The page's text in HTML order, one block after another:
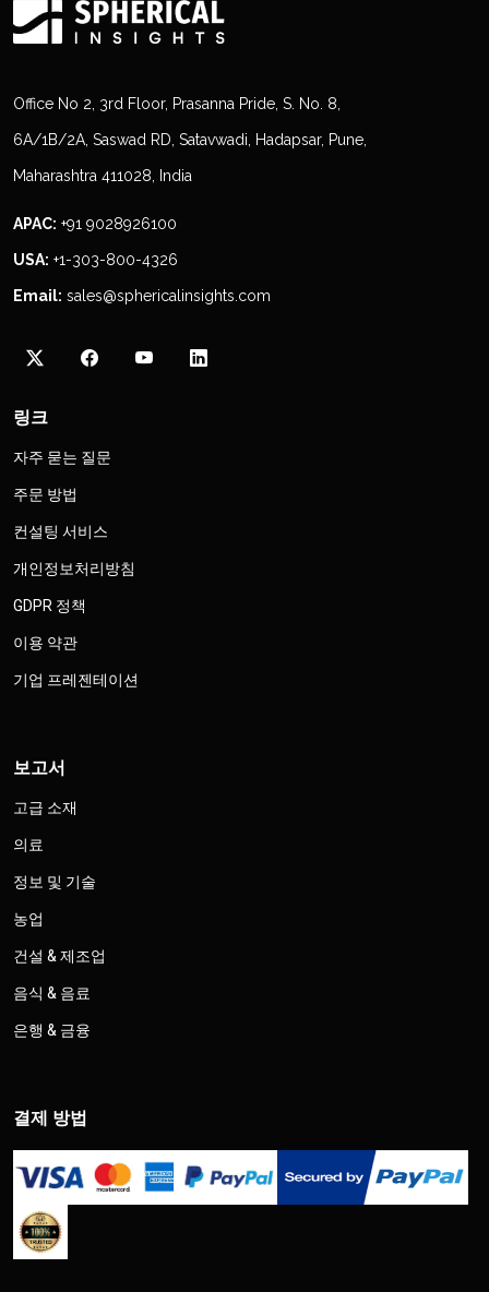
Office No 2, 3rd Floor, Prasanna Pride, S. No. 8,
6A/1B/2A, Saswad RD, Satavwadi, Hadapsar, Pune,
Maharashtra 411028, India
APAC: +91 9028926100
USA: +1-303-800-4326
Email: sales@sphericalinsights.com
링크
자주 묻는 질문
주문 방법
컨설팅 서비스
개인정보처리방침
GDPR 정책
이용 약관
기업 프레젠테이션
보고서
고급 소재
의료
정보 및 기술
농업
건설 & 제조업
음식 & 음료
은행 & 금융
결제 방법